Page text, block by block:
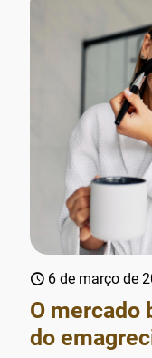
6 de março de
O mercado
do